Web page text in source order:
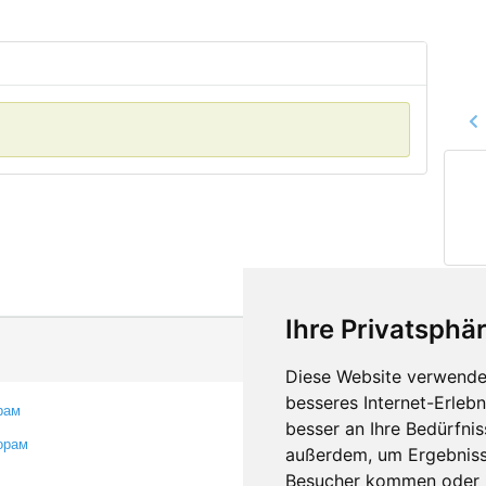
Ihre
Diese Website
besseres Internet-
besser an Ihre
außerdem, um
Besucher kommen
Контакты
Оставить отзыв
Сообщить об ошибке